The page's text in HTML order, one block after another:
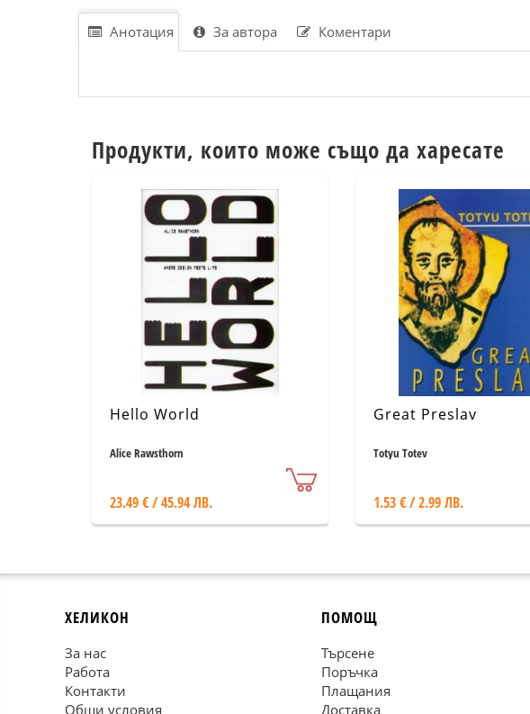
Анотация За автора Коментари
Продукти, които може също да харесате
Hello World
Alice Rawsthorn
23.49 € / 45.94 ЛВ.
Great Preslav
Totyu Totev
1.53 € / 2.99 ЛВ.
ХЕЛИКОН
За нас
Работа
Контакти
Общи условия
ПОМОЩ
Търсене
Поръчка
Плащания
Доставка